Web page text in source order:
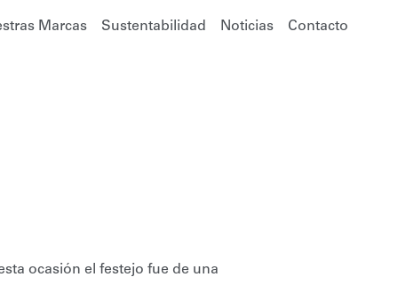
Marcas Sustentabilidad Noticias Contacto
ocasión el festejo fue de una